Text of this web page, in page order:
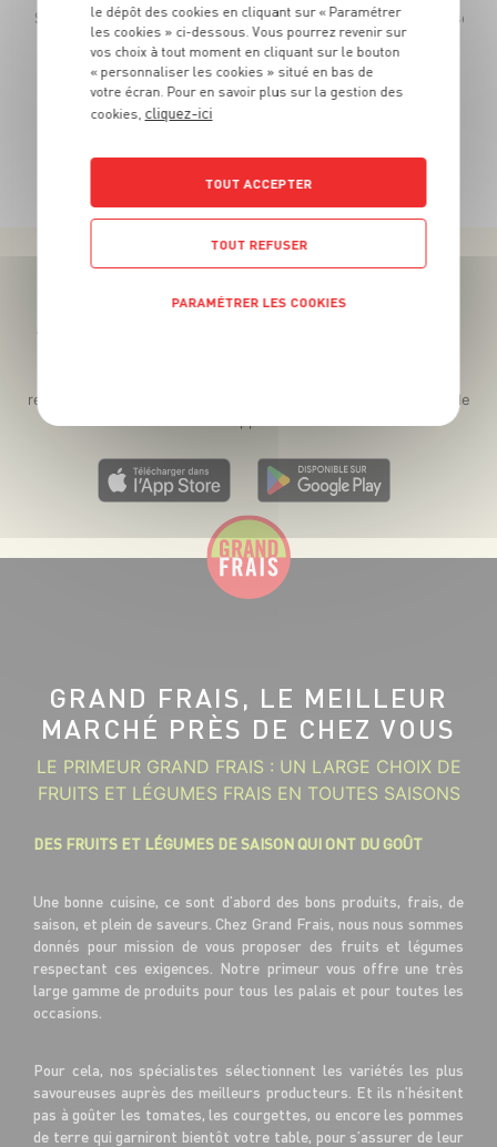
- Si acheté en lot de 2 - soit 1€80 le lot de 2 ou 1€ la pièce achetée seule
Téléchargez l’App pour profiter d’offres exclusives !
recettes gourmandes, des jeux inédits... le tout dans une seule
GRAND FRAIS, LE MEILLEUR
MARCHÉ PRÈS DE CHEZ VOUS
LE PRIMEUR GRAND FRAIS : UN LARGE CHOIX DE
FRUITS ET LÉGUMES FRAIS EN TOUTES SAISONS
DES FRUITS ET LÉGUMES DE SAISON QUI ONT DU GOÛT
Une bonne cuisine, ce sont d’abord des bons produits, frais, de
saison, et plein de saveurs. Chez Grand Frais, nous nous sommes
donnés pour mission de vous proposer des fruits et légumes
respectant ces exigences. Notre primeur vous offre une très
large gamme de produits pour tous les palais et pour toutes les
occasions.
Pour cela, nos spécialistes sélectionnent les variétés les plus
savoureuses auprès des meilleurs producteurs. Et ils n’hésitent
pas à goûter les tomates, les courgettes, ou encore les pommes
de terre qui garniront bientôt votre table, pour s’assurer de leur
le dépôt des cookies en cliquant sur « Paramétrer
les cookies » ci-dessous. Vous pourrez revenir sur
vos choix à tout moment en cliquant sur le bouton
« personnaliser les cookies » situé en bas de
votre écran. Pour en savoir plus sur la gestion des
cookies, cliquez-ici
TOUT ACCEPTER
TOUT REFUSER
PARAMÉTRER LES COOKIES